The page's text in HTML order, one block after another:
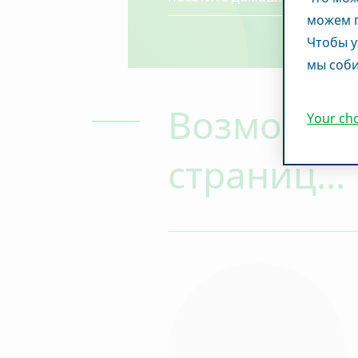
страниц...
можем
Чтобы
мы
Your